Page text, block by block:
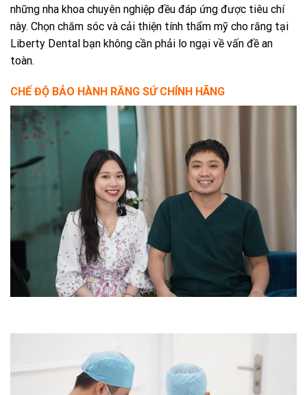
những nha khoa chuyên nghiệp đều đáp ứng được tiêu chí
này. Chọn chăm sóc và cải thiện tính thẩm mỹ cho răng tại
Liberty Dental bạn không cần phải lo ngại về vấn đề an
toàn.
CHẾ ĐỘ BẢO HÀNH RĂNG SỨ CHÍNH HÃNG